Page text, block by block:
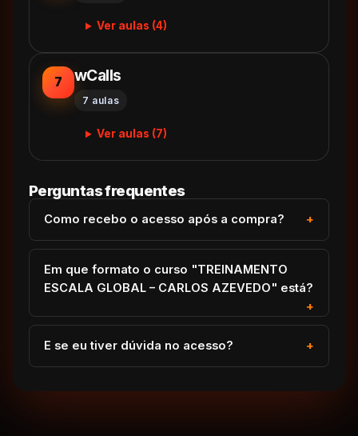
Ver aulas (4)
7 wCalls
7 aulas
Ver aulas (7)
Perguntas frequentes
Como recebo o acesso após a compra?
Em que formato o curso "TREINAMENTO
ESCALA GLOBAL – CARLOS AZEVEDO" está?
E se eu tiver dúvida no acesso?